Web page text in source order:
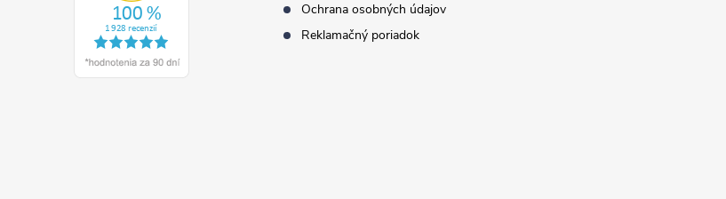
Ochrana osobných údajov
Reklamačný poriadok